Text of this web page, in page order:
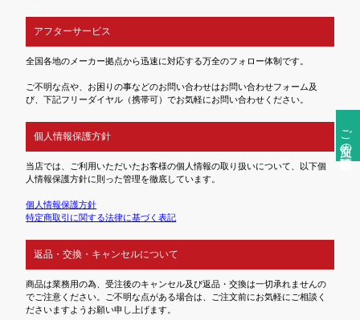
ご注文前の確認事項
アフターサービス
全国各地のメーカー拠点から迅速に対応する万全のフォロー体制です。
ご不明な点や、お困りの事などのお問い合わせはお問い合わせフォーム及
び、下記フリーダイヤル（携帯可）でお気軽にお問い合わせください。
個人情報保護方針
当店では、ご利用いただいたお客様の個人情報の取り扱いについて、以下個
人情報保護方針に則った管理を徹底しています。
個人情報保護方針
特定商取引に関する法律に基づく表記
返品・交換・キャンセルについて
商品は業務用の為、受注後のキャンセル及び返品・交換は一切承れませんの
でご注意ください。ご不明な点がある場合は、ご注文前にお気軽にご相談く
ださいますようお願い申し上げます。